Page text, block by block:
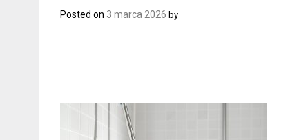
Posted on 3 marca 2026 by